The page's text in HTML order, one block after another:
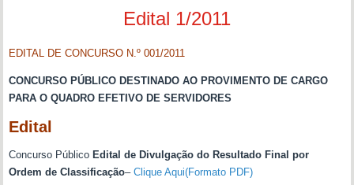
Edital 1/2011
EDITAL DE CONCURSO N.º 001/2011
CONCURSO PÚBLICO DESTINADO AO PROVIMENTO DE CARGO
PARA O QUADRO EFETIVO DE SERVIDORES
Edital
Concurso Público Edital de Divulgação do Resultado Final por
Ordem de Classificação–Clique Aqui(Formato PDF)